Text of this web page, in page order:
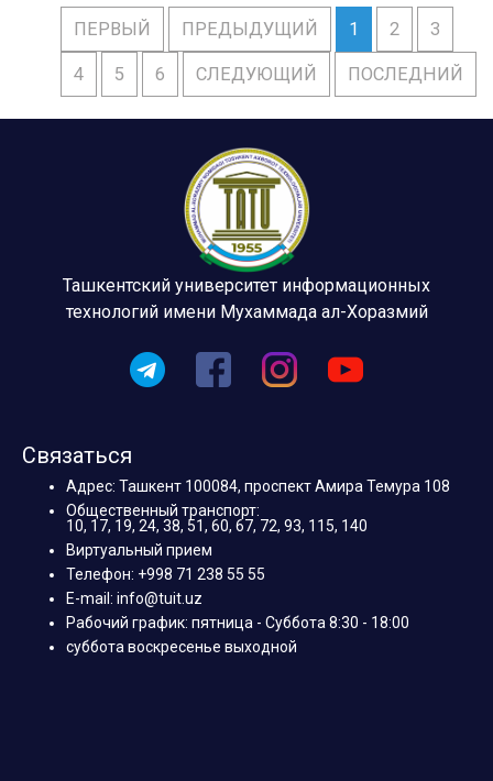
ПЕРВЫЙ ПРЕДЫДУЩИЙ 1 2 3
4 5 6 СЛЕДУЮЩИЙ ПОСЛЕДНИЙ
Ташкентский университет информационных
технологий имени Мухаммада ал-Хоразмий
Связаться
Адрес: Ташкент 100084, проспект Амира Темура 108
Общественный транспорт:
10, 17, 19, 24, 38, 51, 60, 67, 72, 93, 115, 140
Виртуальный прием
Телефон: +998 71 238 55 55
E-mail: info@tuit.uz
Рабочий график: пятница - Суббота 8:30 - 18:00
суббота воскресенье выходной